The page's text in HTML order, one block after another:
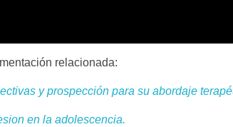
relacionada:
y prospección para su abordaje
en la adolescencia.